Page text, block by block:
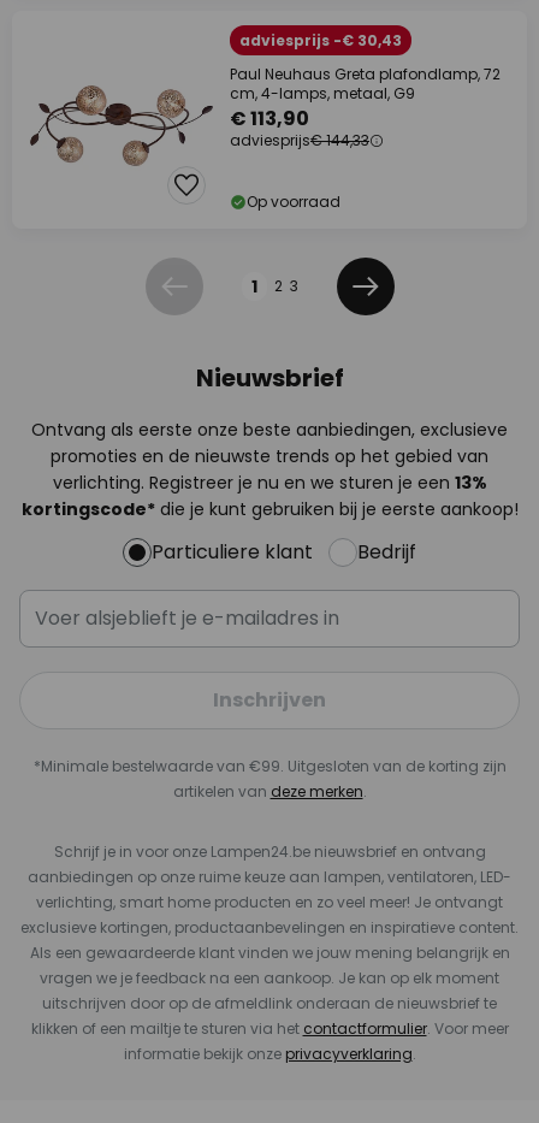
adviesprijs -€ 30,43
Paul Neuhaus Greta plafondlamp, 72
cm, 4-lamps, metaal, G9
€ 113,90
adviesprijs€ 144,33
Op voorraad
Vorige 1 2 3
Volgende
Nieuwsbrief
Ontvang als eerste onze beste aanbiedingen, exclusieve
promoties en de nieuwste trends op het gebied van
verlichting. Registreer je nu en we sturen je een 13%
kortingscode*die je kunt gebruiken bij je eerste aankoop!
Particuliere klant Bedrijf
Inschrijven
*Minimale bestelwaarde van €99. Uitgesloten van de korting zijn
artikelen van deze merken.
Schrijf je in voor onze Lampen24.be nieuwsbrief en ontvang
aanbiedingen op onze ruime keuze aan lampen, ventilatoren, LED-
verlichting, smart home producten en zo veel meer! Je ontvangt
exclusieve kortingen, productaanbevelingen en inspiratieve content.
Als een gewaardeerde klant vinden we jouw mening belangrijk en
vragen we je feedback na een aankoop. Je kan op elk moment
uitschrijven door op de afmeldlink onderaan de nieuwsbrief te
klikken of een mailtje te sturen via het contactformulier. Voor meer
informatie bekijk onze privacyverklaring.